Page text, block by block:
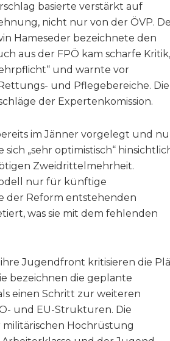
basierte verstärkt auf
nicht nur von der ÖVP.
Hameseder bezeichnete den
aus der FPÖ kam scharfe Kritik,
und warnte vor
und Pflegebereiche. Die
der Expertenkomission.
im Jänner vorgelegt und
„sehr optimistisch“
Zweidrittelmehrheit.
nur für künftige
der Reform entstehenden
was sie mit dem fehlenden
Jugendfront kritisieren die
bezeichnen die geplante
einen Schritt zur weiteren
und EU-Strukturen. Die
Hochrüstung